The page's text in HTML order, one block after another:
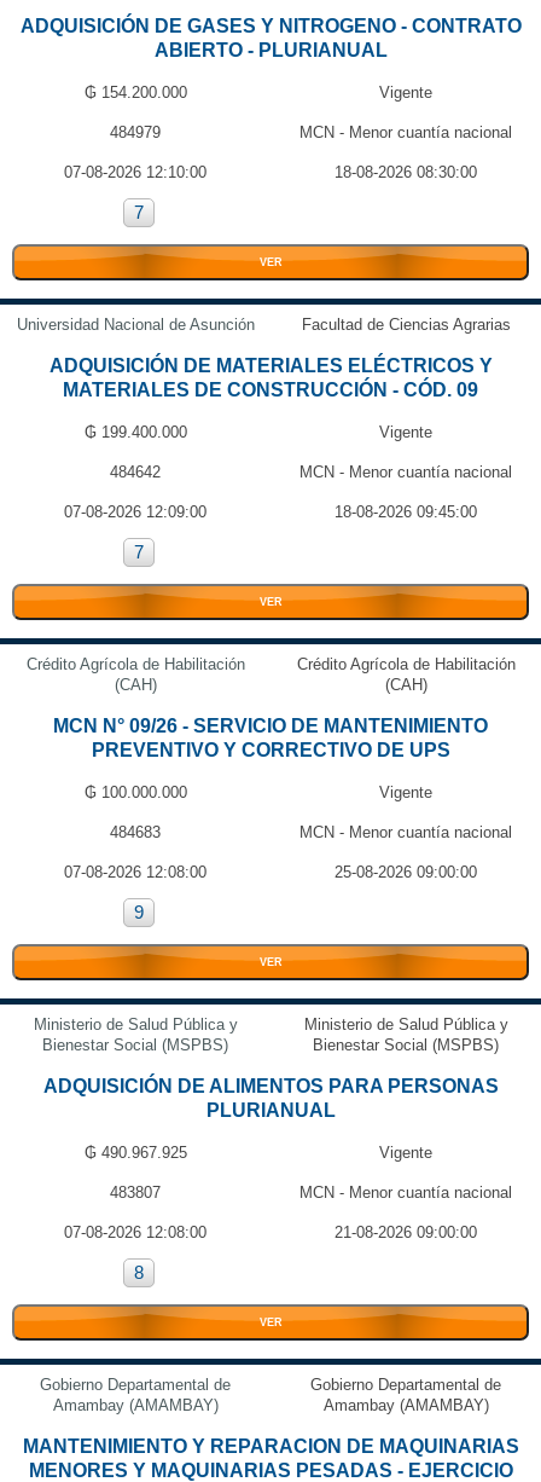
ADQUISICIÓN DE GASES Y NITROGENO - CONTRATO
ABIERTO - PLURIANUAL
₲ 154.200.000 Vigente
484979 MCN - Menor cuantía nacional
07-08-2026 12:10:00 18-08-2026 08:30:00
7
VER
Universidad Nacional de Asunción Facultad de Ciencias Agrarias
ADQUISICIÓN DE MATERIALES ELÉCTRICOS Y
MATERIALES DE CONSTRUCCIÓN - CÓD. 09
₲ 199.400.000 Vigente
484642 MCN - Menor cuantía nacional
07-08-2026 12:09:00 18-08-2026 09:45:00
7
VER
Crédito Agrícola de Habilitación
(CAH)
Crédito Agrícola de Habilitación
(CAH)
MCN N° 09/26 - SERVICIO DE MANTENIMIENTO
PREVENTIVO Y CORRECTIVO DE UPS
₲ 100.000.000 Vigente
484683 MCN - Menor cuantía nacional
07-08-2026 12:08:00 25-08-2026 09:00:00
9
VER
Ministerio de Salud Pública y
Bienestar Social (MSPBS)
Ministerio de Salud Pública y
Bienestar Social (MSPBS)
ADQUISICIÓN DE ALIMENTOS PARA PERSONAS
PLURIANUAL
₲ 490.967.925 Vigente
483807 MCN - Menor cuantía nacional
07-08-2026 12:08:00 21-08-2026 09:00:00
8
VER
Gobierno Departamental de
Amambay (AMAMBAY)
Gobierno Departamental de
Amambay (AMAMBAY)
MANTENIMIENTO Y REPARACION DE MAQUINARIAS
MENORES Y MAQUINARIAS PESADAS - EJERCICIO